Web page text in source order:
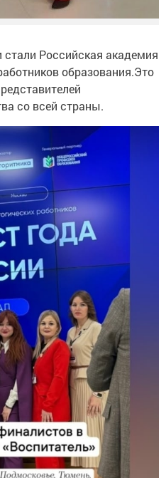
Российская академия
образования.Это
со всей страны.